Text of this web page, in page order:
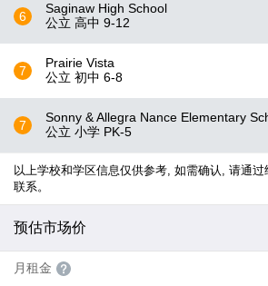
6
Saginaw High School
公立 高中 9-12
7
Prairie Vista
公立 初中 6-8
7
Sonny & Allegra Nance Elementary
公立 小学 PK-5
以上学校和学区信息仅供参考, 如需确认, 请通
联系。
预估市场价
月租金